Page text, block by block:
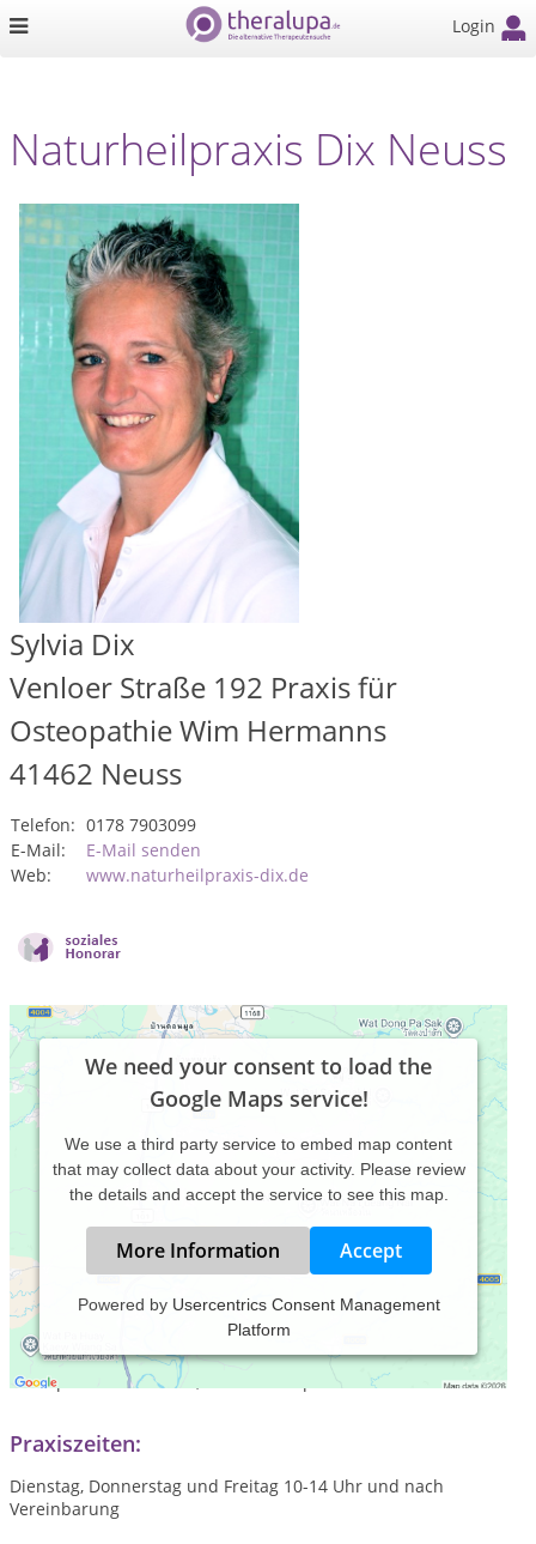
Login
Naturheilpraxis Dix Neuss
Sylvia Dix
Venloer Straße 192 Praxis für
Osteopathie Wim Hermanns
41462 Neuss
Telefon: 0178 7903099
E-Mail:
E-Mail senden
Web:
www.naturheilpraxis-dix.de
We need your consent to load the
Google Maps service!
We use a third party service to embed map content
that may collect data about your activity. Please review
the details and accept the service to see this map.
More Information Accept
Powered by Usercentrics Consent Management
Platform
Schmerztherapie, Infusionen/ Injektionen, auch
Prüfungsvorbereitung, Bioresonanz, EAV, Blutegeltherapie,
Osteopathieanwärterin, Neuraltherapie
Praxiszeiten:
Dienstag, Donnerstag und Freitag 10-14 Uhr und nach
Vereinbarung